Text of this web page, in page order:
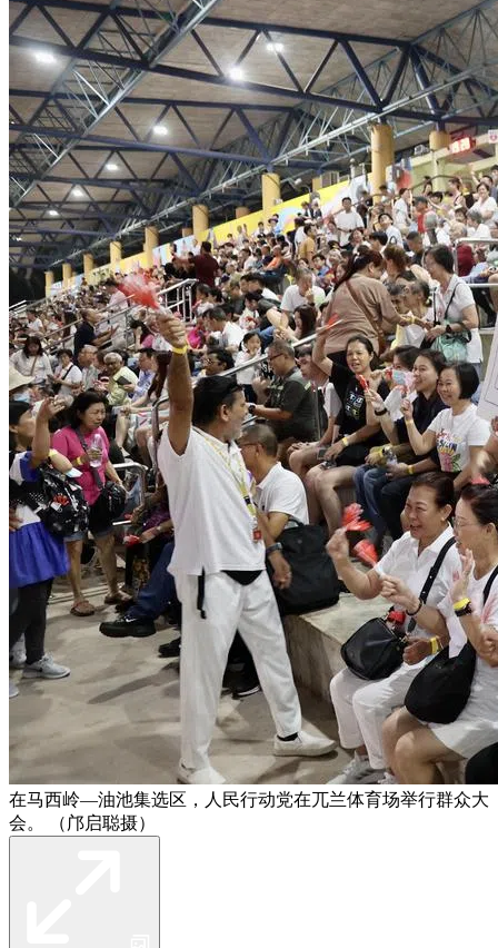
在马西岭—油池集选区，人民行动党在兀兰体育场举行群众大
会。 （邝启聪摄）